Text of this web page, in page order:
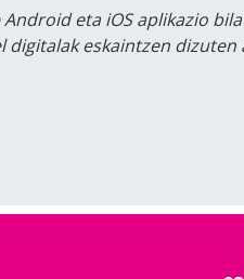
eta iOS aplikazio
eskaintzen dizuten